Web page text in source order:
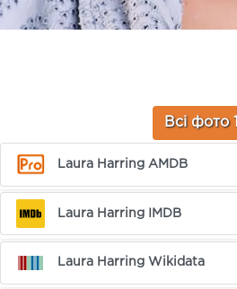
Всі фото 1
Laura Harring AMDB
Laura Harring IMDB
Laura Harring Wikidata